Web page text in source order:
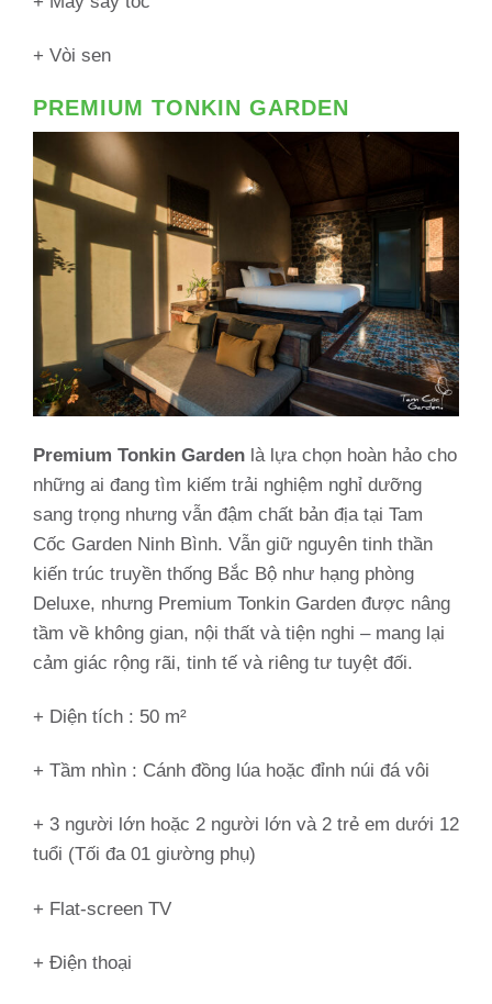
+ Vòi sen
PREMIUM TONKIN GARDEN
Premium Tonkin Garden là lựa chọn hoàn hảo cho
những ai đang tìm kiếm trải nghiệm nghỉ dưỡng
sang trọng nhưng vẫn đậm chất bản địa tại Tam
Cốc Garden Ninh Bình. Vẫn giữ nguyên tinh thần
kiến trúc truyền thống Bắc Bộ như hạng phòng
Deluxe, nhưng Premium Tonkin Garden được nâng
tầm về không gian, nội thất và tiện nghi – mang lại
cảm giác rộng rãi, tinh tế và riêng tư tuyệt đối.
+ Diện tích : 50 m²
+ Tầm nhìn : Cánh đồng lúa hoặc đỉnh núi đá vôi
+ 3 người lớn hoặc 2 người lớn và 2 trẻ em dưới 12
tuổi (Tối đa 01 giường phụ)
+ Flat-screen TV
+ Điện thoại